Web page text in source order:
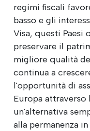
regimi fiscali
basso e gli
Visa, questi Paesi
preservare il
migliore qualità
continua a
l'opportunità di
Europa
un'alternativa
alla permanenza in